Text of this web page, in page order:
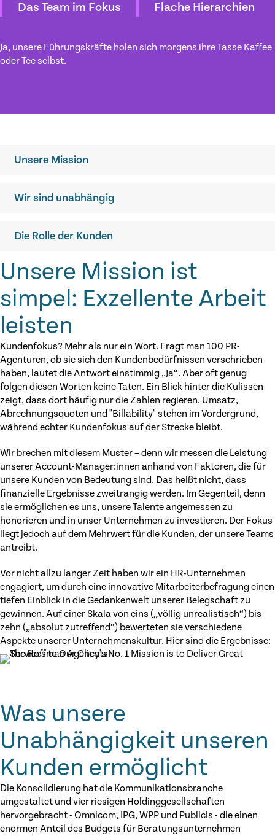
Das Team im Fokus Flache Hierarchien
Ja, unsere Führungskräfte holen sich morgens ihre Tasse Kaffee
oder Tee selbst.
Unsere Mission
Wir sind unabhängig
Die Rolle der Kunden
Unsere Mission ist
simpel: Exzellente Arbeit
leisten
Kundenfokus? Mehr als nur ein Wort. Fragt man 100 PR-
Agenturen, ob sie sich den Kundenbedürfnissen verschrieben
haben, lautet die Antwort einstimmig „Ja“. Aber oft genug
folgen diesen Worten keine Taten. Ein Blick hinter die Kulissen
zeigt, dass dort häufig nur die Zahlen regieren. Umsatz,
Abrechnungsquoten und "Billability" stehen im Vordergrund,
während echter Kundenfokus auf der Strecke bleibt.
Wir brechen mit diesem Muster – denn wir messen die Leistung
unserer Account-Manager:innen anhand von Faktoren, die für
unsere Kunden von Bedeutung sind. Das heißt nicht, dass
finanzielle Ergebnisse zweitrangig werden. Im Gegenteil, denn
sie ermöglichen es uns, unsere Talente angemessen zu
honorieren und in unser Unternehmen zu investieren. Der Fokus
liegt jedoch auf dem Mehrwert für die Kunden, der unsere Teams
antreibt.
Vor nicht allzu langer Zeit haben wir ein HR-Unternehmen
engagiert, um durch eine innovative Mitarbeiterbefragung einen
tiefen Einblick in die Gedankenwelt unserer Belegschaft zu
gewinnen. Auf einer Skala von eins („völlig unrealistisch“) bis
zehn („absolut zutreffend“) bewerteten sie verschiedene
Aspekte unserer Unternehmenskultur. Hier sind die Ergebnisse:
Was unsere
Unabhängigkeit unseren
Kunden ermöglicht
Die Konsolidierung hat die Kommunikationsbranche
umgestaltet und vier riesigen Holdinggesellschaften
hervorgebracht - Omnicom, IPG, WPP und Publicis - die einen
enormen Anteil des Budgets für Beratungsunternehmen